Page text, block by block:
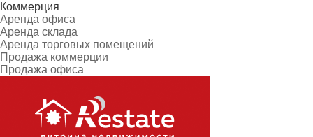
Коммерция
Аренда офиса
Аренда склада
Аренда торговых помещений
Продажа коммерции
Продажа офиса